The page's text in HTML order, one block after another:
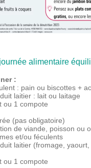
alimentaire
:
: pain ou biscottes +
laitier : lait ou laitage
ou 1 compote
(pas obligatoire)
de viande, poisson ou
et/ou féculents
laitier (fromage, yaourt,
ou 1 compote